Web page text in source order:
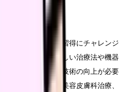
り専門的な技術の習得にチャレンジ
は日進月歩で、新しい治療法や機器
、継続的な学習と技術の向上が必要
分野としては、美容皮膚科治療、